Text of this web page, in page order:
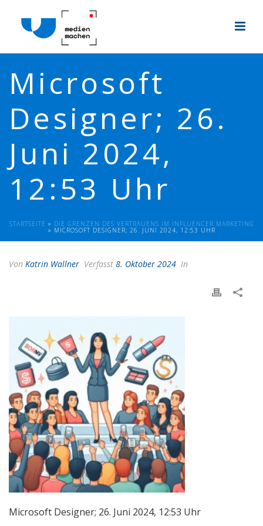
Microsoft
Designer; 26.
Juni 2024,
12:53 Uhr
STARTSEITE » DIE GRENZEN DES VERTRAUENS IM INFLUENCER MARKETING
» MICROSOFT DESIGNER; 26. JUNI 2024, 12:53 UHR
Von Katrin Wallner Verfasst 8. Oktober 2024 In
Microsoft Designer; 26. Juni 2024, 12:53 Uhr